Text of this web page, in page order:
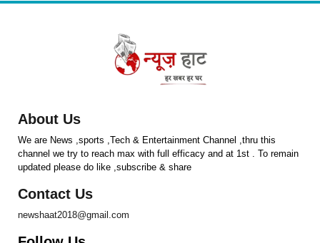
About Us
We are News ,sports ,Tech & Entertainment Channel ,thru this
channel we try to reach max with full efficacy and at 1st . To remain
updated please do like ,subscribe & share
Contact Us
newshaat2018@gmail.com